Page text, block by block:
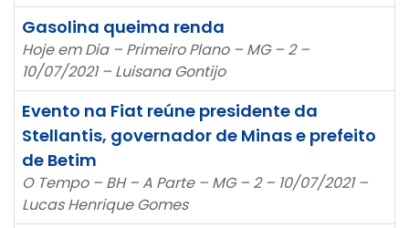
Gasolina queima renda
Hoje em Dia – Primeiro Plano – MG – 2 –
10/07/2021 – Luisana Gontijo
Evento na Fiat reúne presidente da
Stellantis, governador de Minas e prefeito
de Betim
O Tempo – BH – A Parte – MG – 2 – 10/07/2021 –
Lucas Henrique Gomes